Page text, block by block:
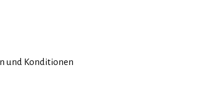
und Konditionen